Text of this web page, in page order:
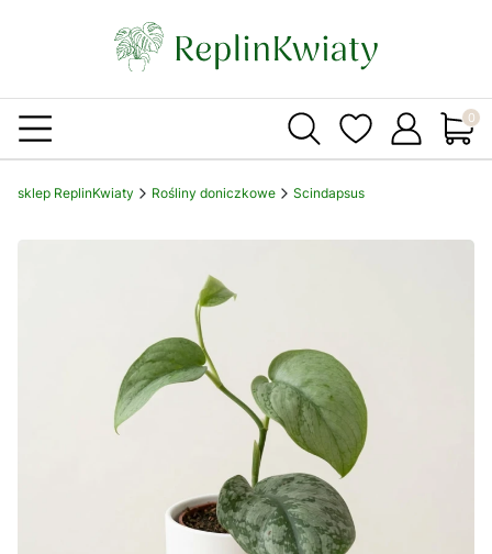
sklep ReplinKwiaty Rośliny doniczkowe Scindapsus